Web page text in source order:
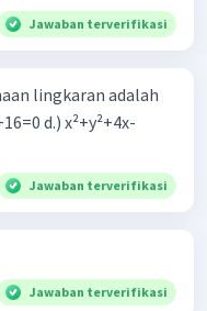
Jawaban terverifikasi
lingkaran adalah
d.) x²+y²+4x-
Jawaban terverifikasi
Jawaban terverifikasi